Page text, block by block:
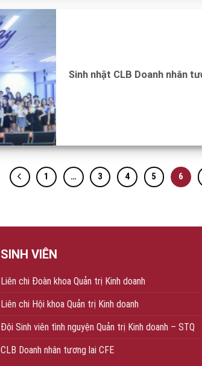
Sinh nhật CLB Doanh nhân
1 … 3 4 5 6
SINH VIÊN
Liên chi Đoàn khoa Quản trị Kinh doanh
Liên chi Hội khoa Quản trị Kinh doanh
Đội Sinh viên tình nguyện Quản trị Kinh doanh – STQ
CLB Doanh nhân tương lai CFE